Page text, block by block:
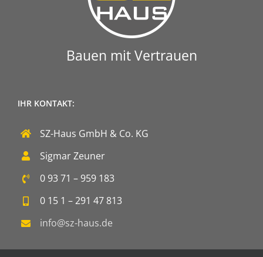
Bauen mit Vertrauen
IHR KONTAKT:
SZ-Haus GmbH & Co. KG
Sigmar Zeuner
0 93 71 – 959 183
0 15 1 – 291 47 813
info@sz-haus.de